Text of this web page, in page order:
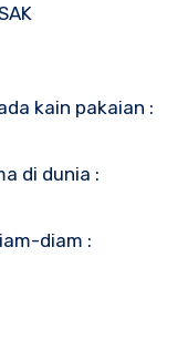
kain pakaian :
di dunia :
diam :